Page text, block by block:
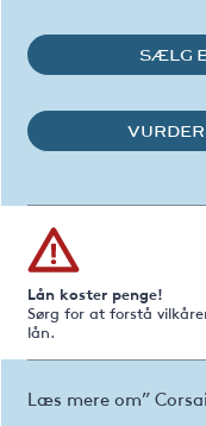
SÆLG
Lån koster penge!
Sørg for at forstå
lån.
Læs mere om”